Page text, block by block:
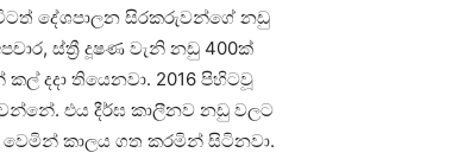
දේශපාලන සිරකරුවන්ගේ නඩු
ස්ත්‍රී දූෂණ වැනි නඩු 400ක්
දදා තියෙනවා. 2016 පිහිටවූ
එය දීර්ඝ කාලීනව නඩු වලට
කාලය ගත කරමින් සිටිනවා.